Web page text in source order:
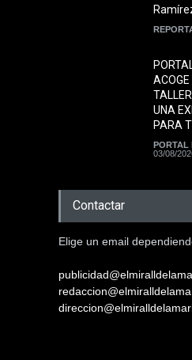
UNA
PARA
PORTAL
03/08/
Contactar
Elige un email